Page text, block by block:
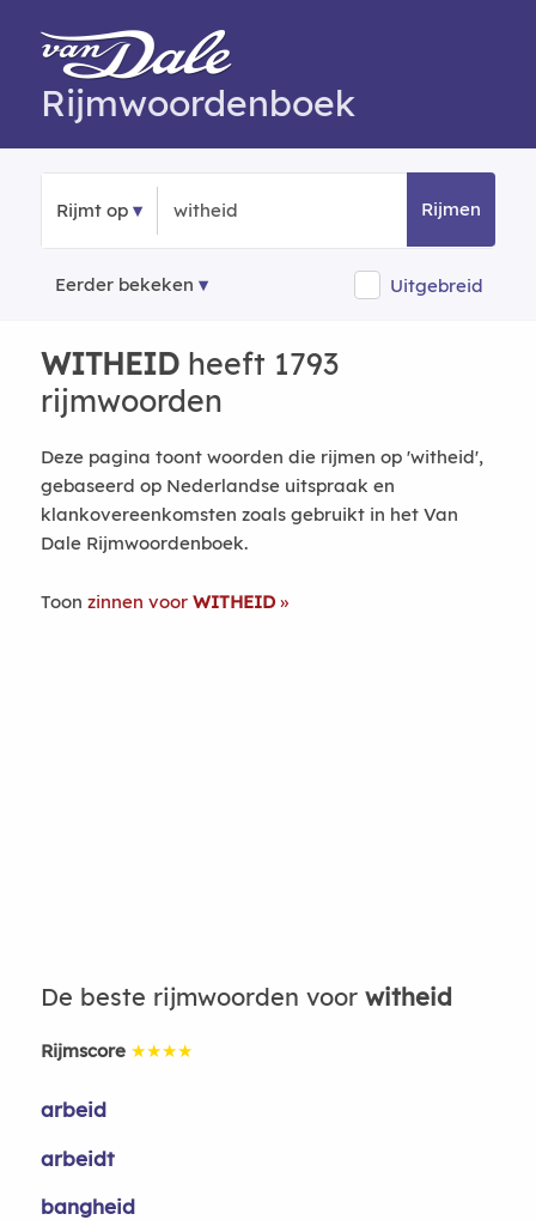
Rijmwoordenboek
Rijmt op Rijmen
Eerder bekeken Uitgebreid
WITHEIDheeft 1793
rijmwoorden
Deze pagina toont woorden die rijmen op 'witheid',
gebaseerd op Nederlandse uitspraak en
klankovereenkomsten zoals gebruikt in het Van
Dale Rijmwoordenboek.
Toon zinnen voor WITHEID
De beste rijmwoorden voor witheid
Rijmscore ★★★★
arbeid
arbeidt
bangheid